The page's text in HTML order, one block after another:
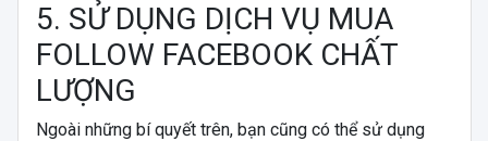
5. SỬ DỤNG DỊCH VỤ MUA
FOLLOW FACEBOOK CHẤT
LƯỢNG
Ngoài những bí quyết trên, bạn cũng có thể sử dụng